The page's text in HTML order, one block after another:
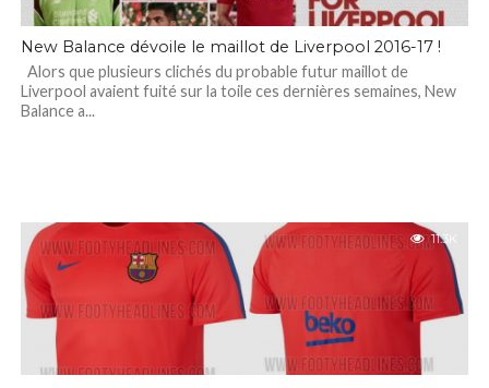
New Balance dévoile le maillot de Liverpool 2016-17 !
Alors que plusieurs clichés du probable futur maillot de
Liverpool avaient fuité sur la toile ces dernières semaines, New
Balance a...
11.3K